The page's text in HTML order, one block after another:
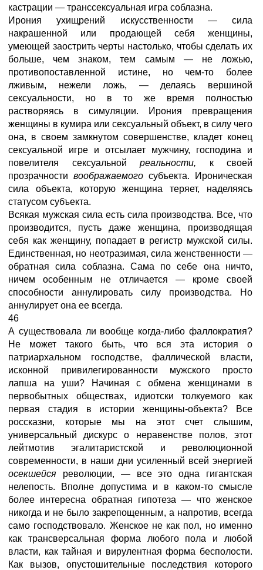
кастрации — транссексуальная игра соблазна.
Ирония ухищрений искусственности — сила
накрашенной или продающей себя женщины,
умеющей заострить черты настолько, чтобы сделать их
больше, чем знаком, тем самым — не ложью,
противопоставленной истине, но чем-то более
лживым, нежели ложь, — делаясь вершиной
сексуальности, но в то же время полностью
растворяясь в симуляции. Ирония превращения
женщины в кумира или сексуальный объект, в силу чего
она, в своем замкнутом совершенстве, кладет конец
сексуальной игре и отсылает мужчину, господина и
повелителя сексуальной реальности, к своей
прозрачности воображаемого субъекта. Ироническая
сила объекта, которую женщина теряет, наделяясь
статусом субъекта.
Всякая мужская сила есть сила производства. Все, что
производится, пусть даже женщина, производящая
себя как женщину, попадает в регистр мужской силы.
Единственная, но неотразимая, сила женственности —
обратная сила соблазна. Сама по себе она ничто,
ничем особенным не отличается — кроме своей
способности аннулировать силу производства. Но
аннулирует она ее всегда.
46
А существовала ли вообще когда-либо фаллократия?
Не может такого быть, что вся эта история о
патриархальном господстве, фаллической власти,
исконной привилегированности мужского просто
лапша на уши? Начиная с обмена женщинами в
первобытных обществах, идиотски толкуемого как
первая стадия в истории женщины-объекта? Все
россказни, которые мы на этот счет слышим,
универсальный дискурс о неравенстве полов, этот
лейтмотив эгалитаристской и революционной
современности, в наши дни усиленный всей энергией
осекшейся революции, — все это одна гигантская
нелепость. Вполне допустима и в каком-то смысле
более интересна обратная гипотеза — что женское
никогда и не было закрепощенным, а напротив, всегда
само господствовало. Женское не как пол, но именно
как трансверсальная форма любого пола и любой
власти, как тайная и вирулентная форма бесполости.
Как вызов, опустошительные последствия которого